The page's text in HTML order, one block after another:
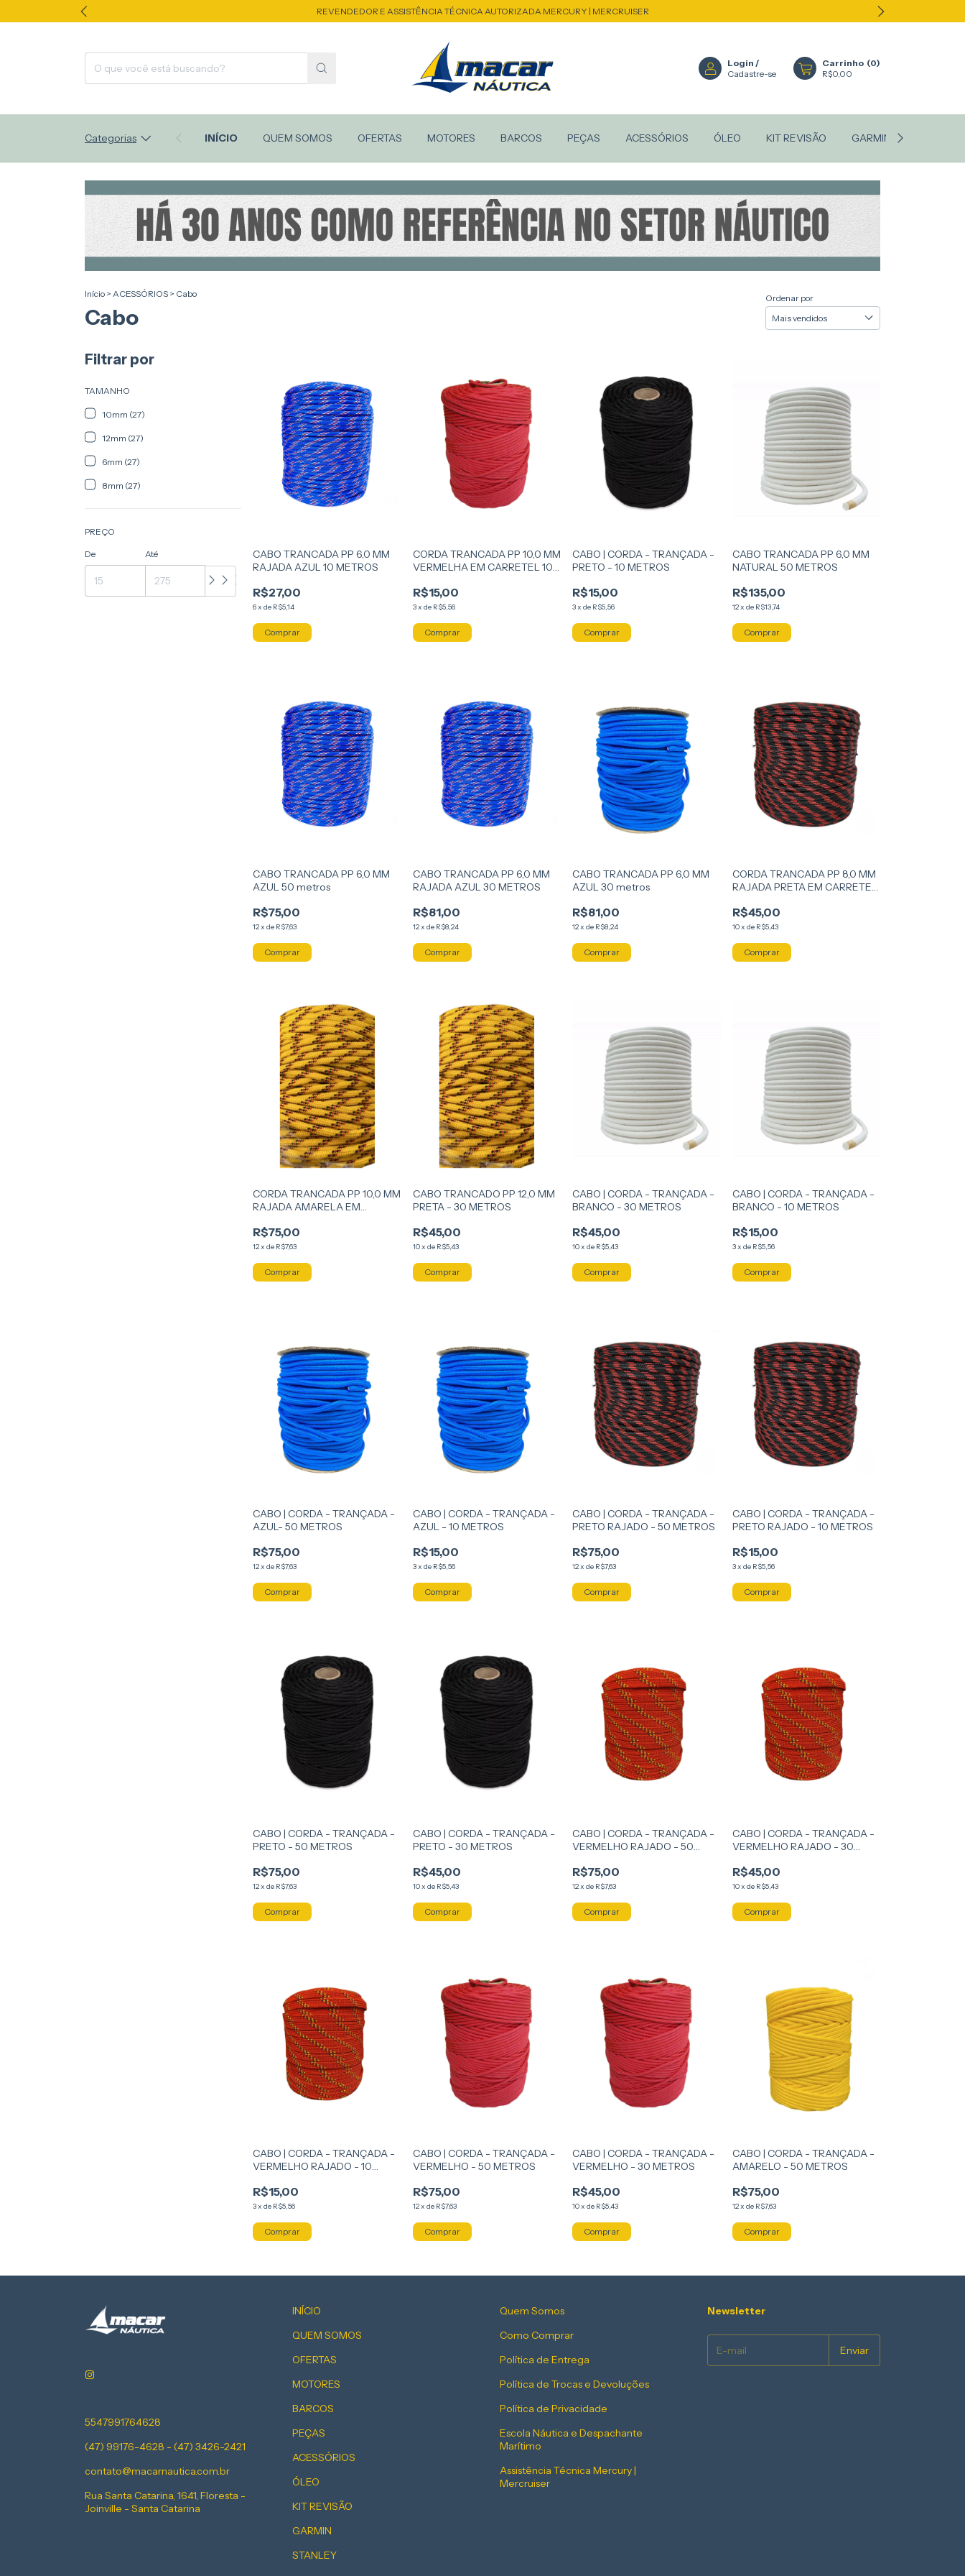
REVENDEDOR E ASSISTÊNCIA TÉCNICA AUTORIZADA MERCURY | MERCRUISER
Login /
Cadastre-se
Carrinho (0)
R$0,00
Categorias INÍCIO QUEM SOMOS OFERTAS MOTORES BARCOS PEÇAS ACESSÓRIOS ÓLEO KIT REVISÃO GARMIN
Início > ACESSÓRIOS > Cabo
Cabo
Ordenar por
Filtrar por
TAMANHO
10mm (27)
12mm (27)
6mm (27)
8mm (27)
PREÇO
De Até
CABO TRANCADA PP 6,0 MM
RAJADA AZUL 10 METROS
R$27,00
6xde R$5,14
Comprar
CORDA TRANCADA PP 10,0 MM
VERMELHA EM CARRETEL 10
R$15,00
3x de R$5,56
Comprar
CABO | CORDA - TRANÇADA -
PRETO - 10 METROS
R$15,00
3xde R$5,56
Comprar
CABO TRANCADA PP 6,0 MM
NATURAL 50 METROS
R$135,00
12x de R$13,74
Comprar
CABO TRANCADA PP 6,0 MM
AZUL 50 metros
R$75,00
12xde R$7,63
Comprar
CABO TRANCADA PP 6,0 MM
RAJADA AZUL 30 METROS
R$81,00
12x de R$8,24
Comprar
CABO TRANCADA PP 6,0 MM
AZUL 30 metros
R$81,00
12xde R$8,24
Comprar
CORDA TRANCADA PP 8,0 MM
RAJADA PRETA EM CARRETEL
R$45,00
10x de R$5,43
Comprar
CORDA TRANCADA PP 10,0 MM
RAJADA AMARELA EM
R$75,00
12xde R$7,63
Comprar
CABO TRANCADO PP 12,0 MM
PRETA - 30 METROS
R$45,00
10x de R$5,43
Comprar
CABO | CORDA - TRANÇADA -
BRANCO - 30 METROS
R$45,00
10xde R$5,43
Comprar
CABO | CORDA - TRANÇADA -
BRANCO - 10 METROS
R$15,00
3x de R$5,56
Comprar
CABO | CORDA - TRANÇADA -
AZUL- 50 METROS
R$75,00
12xde R$7,63
Comprar
CABO | CORDA - TRANÇADA -
AZUL - 10 METROS
R$15,00
3x de R$5,56
Comprar
CABO | CORDA - TRANÇADA -
PRETO RAJADO - 50 METROS
R$75,00
12xde R$7,63
Comprar
CABO | CORDA - TRANÇADA -
PRETO RAJADO - 10 METROS
R$15,00
3x de R$5,56
Comprar
CABO | CORDA - TRANÇADA -
PRETO - 50 METROS
R$75,00
12xde R$7,63
Comprar
CABO | CORDA - TRANÇADA -
PRETO - 30 METROS
R$45,00
10x de R$5,43
Comprar
CABO | CORDA - TRANÇADA -
VERMELHO RAJADO - 50
R$75,00
12xde R$7,63
Comprar
CABO | CORDA - TRANÇADA -
VERMELHO RAJADO - 30
R$45,00
10x de R$5,43
Comprar
CABO | CORDA - TRANÇADA -
VERMELHO RAJADO - 10
R$15,00
3xde R$5,56
Comprar
CABO | CORDA - TRANÇADA -
VERMELHO - 50 METROS
R$75,00
12x de R$7,63
Comprar
CABO | CORDA - TRANÇADA -
VERMELHO - 30 METROS
R$45,00
10xde R$5,43
Comprar
CABO | CORDA - TRANÇADA -
AMARELO - 50 METROS
R$75,00
12x de R$7,63
Comprar
5547991764628
(47) 99176-4628 - (47) 3426-2421
contato@macarnautica.com.br
Rua Santa Catarina, 1641, Floresta -
Joinville - Santa Catarina
INÍCIO
QUEM SOMOS
OFERTAS
MOTORES
BARCOS
PEÇAS
ACESSÓRIOS
ÓLEO
KIT REVISÃO
GARMIN
STANLEY
Quem Somos
Como Comprar
Política de Entrega
Política de Trocas e Devoluções
Política de Privacidade
Escola Náutica e Despachante
Marítimo
Assistência Técnica Mercury |
Mercruiser
Newsletter